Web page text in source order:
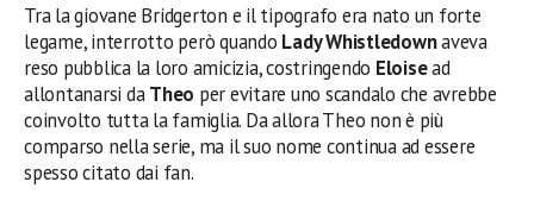
Tra la giovane Bridgerton e il tipografo era nato un forte
legame, interrotto però quando Lady Whistledownaveva
reso pubblica la loro amicizia, costringendo Eloisead
allontanarsi daTheo per evitare uno scandalo che avrebbe
coinvolto tutta la famiglia. Da allora Theo non è più
comparso nella serie, ma il suo nome continua ad essere
spesso citato dai fan.